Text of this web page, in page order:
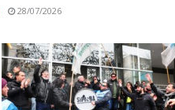
28/07/2026